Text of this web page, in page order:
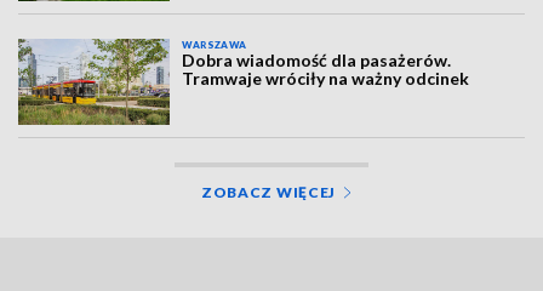
WARSZAWA
Dobra wiadomość dla pasażerów.
Tramwaje wróciły na ważny odcinek
ZOBACZ WIĘCEJ